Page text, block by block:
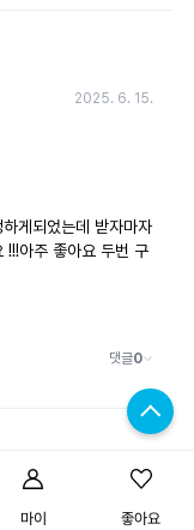
마이 좋아요